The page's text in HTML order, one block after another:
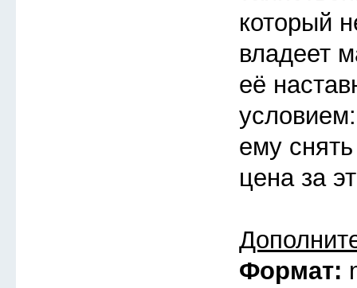
который
владеет
её
ему
цена за
Формат: